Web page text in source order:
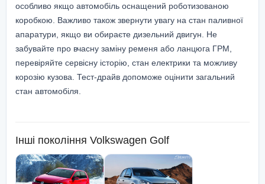
особливо якщо автомобіль оснащений роботизованою
коробкою. Важливо також звернути увагу на стан паливної
апаратури, якщо ви обираєте дизельний двигун. Не
забувайте про вчасну заміну ременя або ланцюга ГРМ,
перевіряйте сервісну історію, стан електрики та можливу
корозію кузова. Тест-драйв допоможе оцінити загальний
стан автомобіля.
Інші покоління Volkswagen Golf